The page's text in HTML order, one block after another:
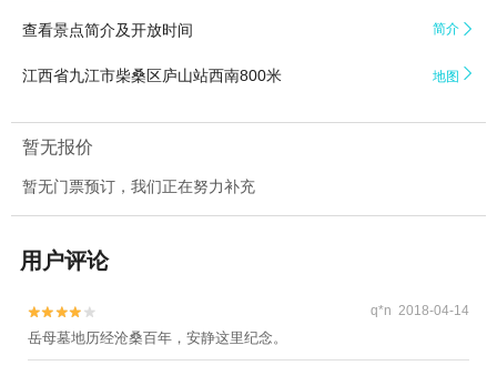
查看景点简介及开放时间 简介 
江西省九江市柴桑区庐山站西南800米 地图 
暂无报价
暂无门票预订，我们正在努力补充
用户评论

 q*n 2018-04-14
岳母墓地历经沧桑百年，安静这里纪念。